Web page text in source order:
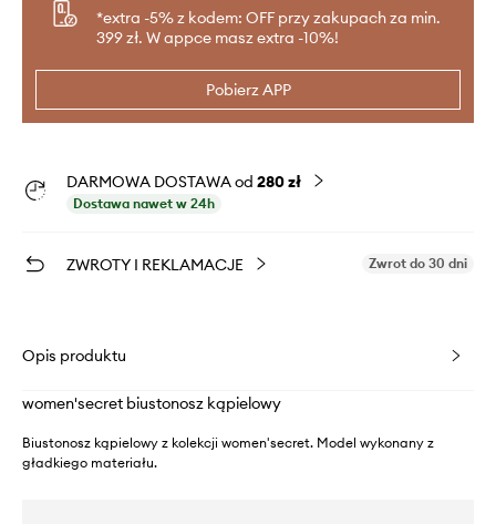
*extra -5% z kodem: OFF przy zakupach za min.
399 zł. W appce masz extra -10%!
Pobierz APP
DARMOWA DOSTAWA od 280 zł
Dostawa nawet w 24h
ZWROTY I REKLAMACJE Zwrot do 30 dni
Opis produktu
women'secret biustonosz kąpielowy
Biustonosz kąpielowy z kolekcji women'secret. Model wykonany z
gładkiego materiału.